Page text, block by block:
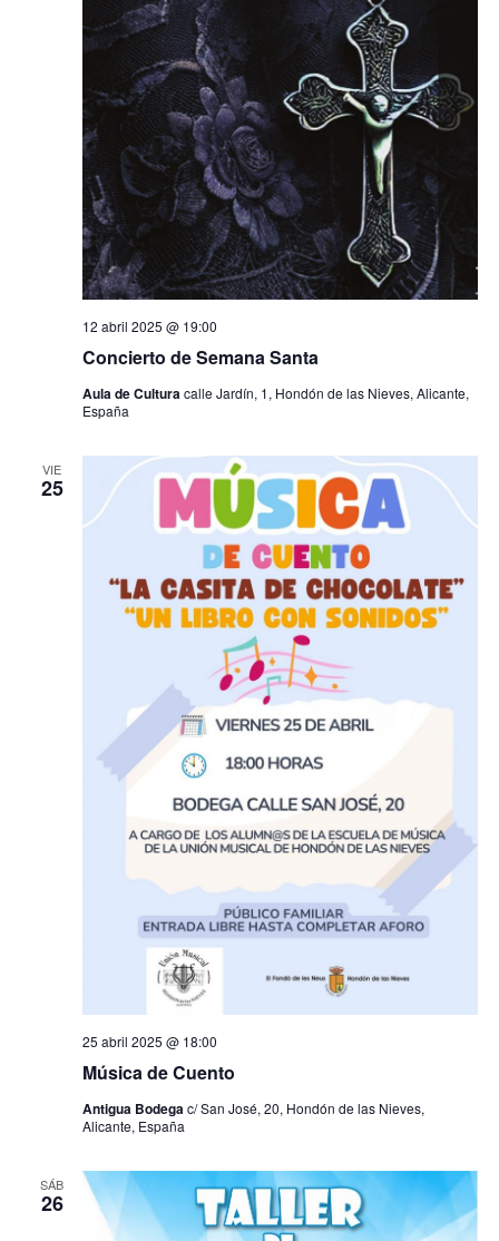
Concierto de Semana Santa
12 abril 2025 @ 19:00
Aula de Culturacalle Jardín, 1, Hondón de las Nieves, Alicante,
España
VIE
25
Música de Cuento
25 abril 2025 @ 18:00
Antigua Bodegac/ San José, 20, Hondón de las Nieves,
Alicante, España
SÁB
26